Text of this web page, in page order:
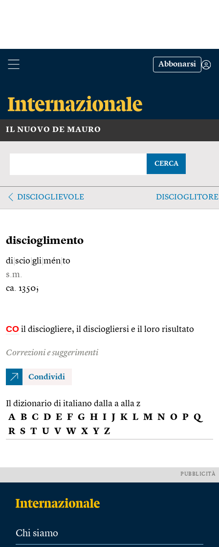
Abbonarsi
IL NUOVO DE MAURO
CERCA
DISCIOGLIEVOLE DISCIOGLITORE
discioglimento
di scio gli mén to
s.m.
ca. 1350;
CO il disciogliere, il disciogliersi e il loro risultato
Correzioni e suggerimenti
Condividi
Il dizionario di italiano dalla a alla z
A B C D E F G H I J K L M N O P Q
R S T U V W X Y Z
PUBBLICITÀ
Chi siamo